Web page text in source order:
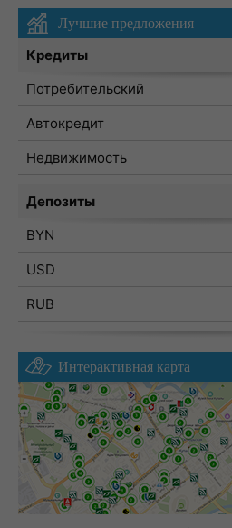
Лучшие предложения
Кредиты
Потребительский
Автокредит
Недвижимость
Депозиты
BYN
USD
RUB
Интерактивная карта